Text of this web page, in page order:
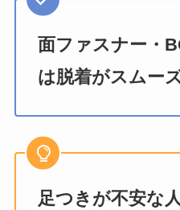
面ファスナー・
は脱着がスムー
足つきが不安な